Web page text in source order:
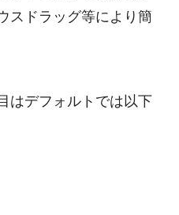
スドラッグ等により簡
はデフォルトでは以下